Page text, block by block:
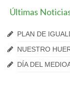
Últimas
PLAN DE
NUESTRO
DÍA DEL